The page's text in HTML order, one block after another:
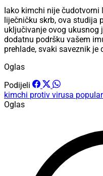
Iako kimchi nije
liječničku skrb, ova studija
uključivanje ovog ukusnog
dodatnu podršku vašem
prehlade, svaki saveznik je
Oglas
Podijeli
kimchi protiv virusa
Oglas